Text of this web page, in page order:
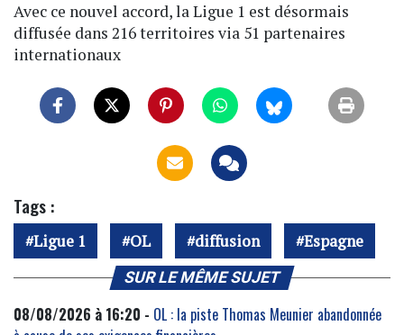
Avec ce nouvel accord, la Ligue 1 est désormais
diffusée dans 216 territoires via 51 partenaires
internationaux
Tags :
Ligue 1 OL diffusion Espagne
SUR LE MÊME SUJET
08/08/2026 à 16:20 - OL : la piste Thomas Meunier abandonnée